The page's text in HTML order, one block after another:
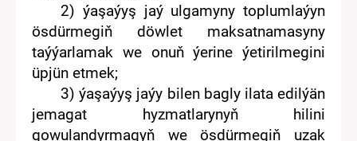
2) ýaşaýyş jaý ulgamyny toplumlaýyn
ösdürmegiň döwlet maksatnamasyny
taýýarlamak we onuňýerine ýetirilmegini
üpjün etmek;
3) ýaşaýyş jaýy bilen bagly ilataedilýän
jemagat hyzmatlarynyň
hilini
gowulandyrmagyň weösdürmegiň uzak